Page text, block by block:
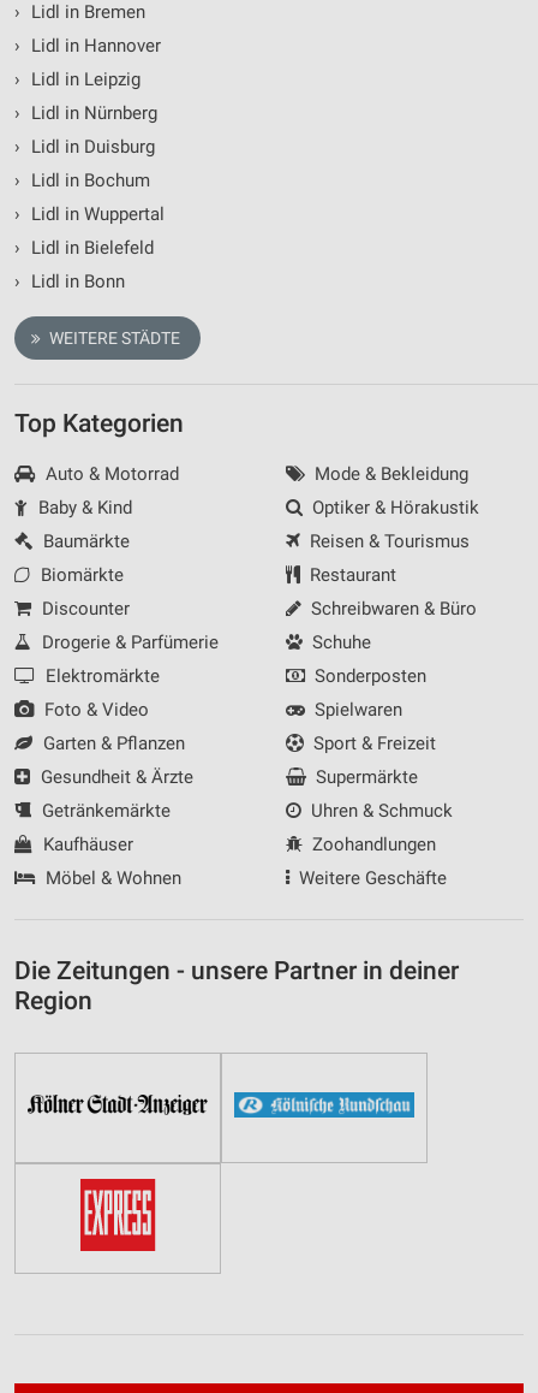
›
Lidl in Bremen
›
Lidl in Hannover
›
Lidl in Leipzig
›
Lidl in Nürnberg
›
Lidl in Duisburg
›
Lidl in Bochum
›
Lidl in Wuppertal
›
Lidl in Bielefeld
›
Lidl in Bonn
WEITERE STÄDTE
Top Kategorien
Auto & Motorrad
Baby & Kind
Baumärkte
Biomärkte
Discounter
Drogerie & Parfümerie
Elektromärkte
Foto & Video
Garten & Pflanzen
Gesundheit & Ärzte
Getränkemärkte
Kaufhäuser
Möbel & Wohnen
Mode & Bekleidung
Optiker & Hörakustik
Reisen & Tourismus
Restaurant
Schreibwaren & Büro
Schuhe
Sonderposten
Spielwaren
Sport & Freizeit
Supermärkte
Uhren & Schmuck
Zoohandlungen
Weitere Geschäfte
Die Zeitungen - unsere Partner in deiner
Region